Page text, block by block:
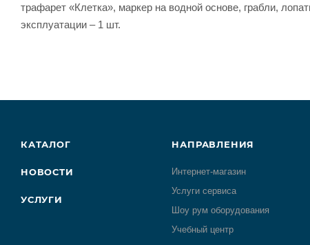
трафарет «Клетка», маркер на водной основе, грабли,
эксплуатации – 1 шт.​
КАТАЛОГ
НОВОСТИ
УСЛУГИ
НАПРАВЛЕНИЯ
Интернет-магазин
Услуги сервиса
Шоу рум оборудования
Учебный центр